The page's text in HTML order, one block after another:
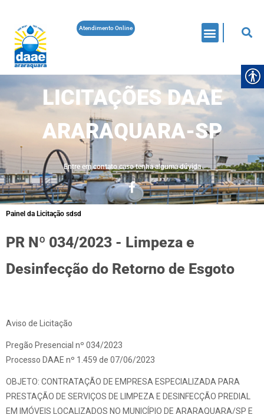
Atendimento Online
LICITAÇÕES DAAE
ARARAQUARA-SP
Entre em contato caso tenha alguma dúvida
Painel da Licitação sdsd
PR Nº 034/2023 - Limpeza e
Desinfecção do Retorno de Esgoto
Aviso de Licitação
Pregão Presencial nº 034/2023
Processo DAAE nº 1.459 de 07/06/2023
OBJETO: CONTRATAÇÃO DE EMPRESA ESPECIALIZADA PARA
PRESTAÇÃO DE SERVIÇOS DE LIMPEZA E DESINFECÇÃO PREDIAL
EM IMÓVEIS LOCALIZADOS NO MUNICÍPIO DE ARARAQUARA/SP E